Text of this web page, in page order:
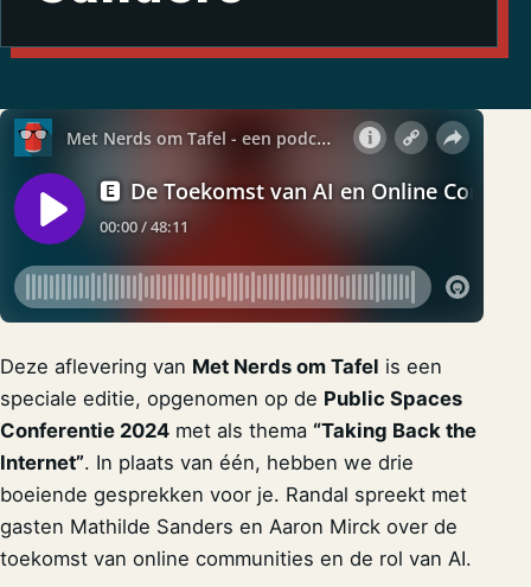
Deze aflevering van Met Nerds om Tafel is een
speciale editie, opgenomen op de Public Spaces
Conferentie 2024 met als thema “Taking Back the
Internet”. In plaats van één, hebben we drie
boeiende gesprekken voor je. Randal spreekt met
gasten Mathilde Sanders en Aaron Mirck over de
toekomst van online communities en de rol van AI.